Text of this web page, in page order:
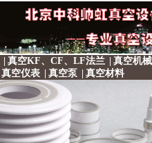
真空KF、CF、LF法兰
真空机
真空仪表 真空泵 真空材料